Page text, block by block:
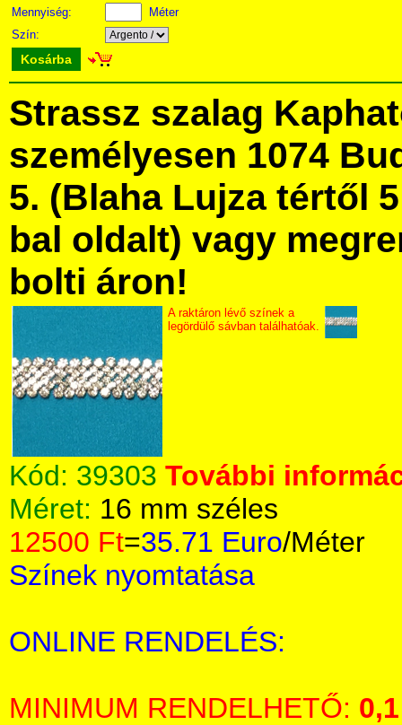
Mennyiség:
Méter
Szín:
Kosárba
Strassz szalag
személyesen 1074
5. (Blaha Lujza tértől
bal oldalt) vagy
bolti áron!
A raktáron lévő színek a
legördülő sávban találhatóak.
Kód: 39303 További
Méret: 16 mm széles
12500 Ft=35.71 Euro/Méter
Színek nyomtatása
ONLINE RENDELÉS:
MINIMUM RENDELHETŐ: 0,1